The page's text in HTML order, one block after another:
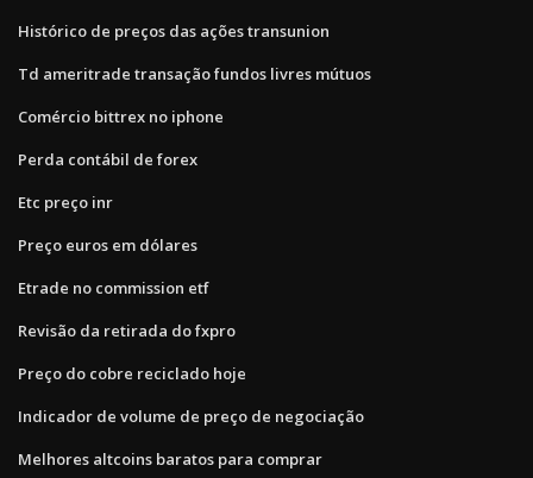
Histórico de preços das ações transunion
Td ameritrade transação fundos livres mútuos
Comércio bittrex no iphone
Perda contábil de forex
Etc preço inr
Preço euros em dólares
Etrade no commission etf
Revisão da retirada do fxpro
Preço do cobre reciclado hoje
Indicador de volume de preço de negociação
Melhores altcoins baratos para comprar